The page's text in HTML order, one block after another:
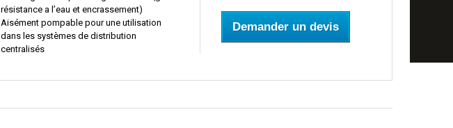
résistance a l’eau et encrassement)
Aisément pompable pour une utilisation
dans les systèmes de distribution
centralisés
Demander un devis